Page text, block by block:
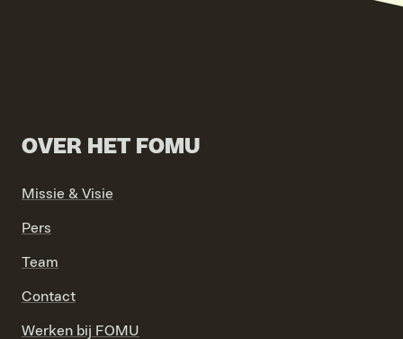
OVER HET FOMU
Missie & Visie
Pers
Team
Contact
Werken bij FOMU